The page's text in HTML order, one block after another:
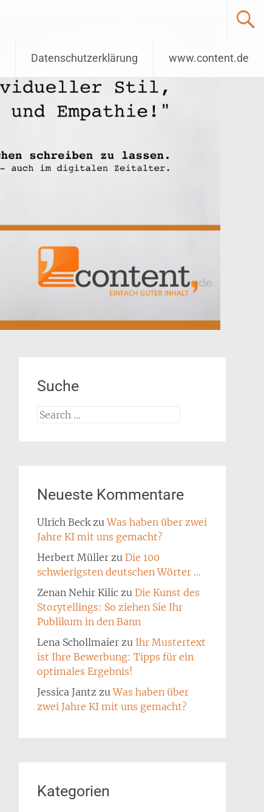
Datenschutzerklärung www.content.de
Suche
Search
Neueste Kommentare
Ulrich BeckzuWas haben über zwei
Jahre KI mit uns gemacht?
Herbert Müllerzu Die 100
schwierigsten deutschen Wörter …
Zenan Nehir Kiliczu Die Kunst des
Storytellings: So ziehen Sie Ihr
Publikum in den Bann
Lena Schollmaierzu Ihr Mustertext
ist Ihre Bewerbung: Tipps für ein
optimales Ergebnis!
Jessica Jantz zuWas haben über
zwei Jahre KI mit uns gemacht?
Kategorien